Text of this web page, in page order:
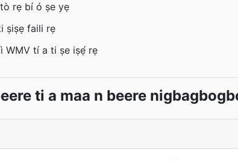
rẹ bí ó ṣe yẹ
ṣiṣẹ faili rẹ
WMV tí a ti ṣe iṣẹ́ rẹ
ti a maa n beere